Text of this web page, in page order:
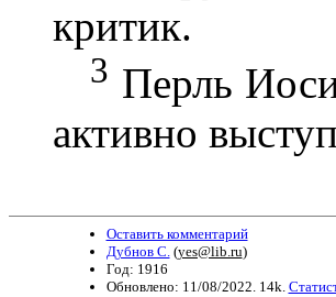
критик.
3 Перль
активно
Оставить комментарий
Дубнов С.(yes@lib.ru)
Год: 1916
Обновлено: 11/08/2022. 14k.